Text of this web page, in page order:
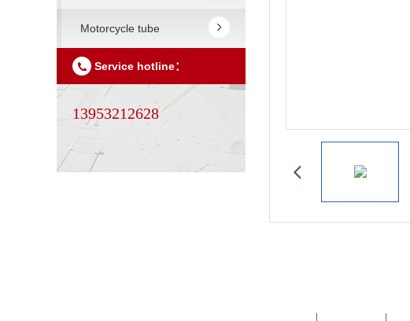
Motorcycle tube
Service hotline：
13953212628